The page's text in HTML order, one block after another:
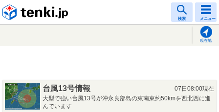
検索 メニュー
現在地
台風13号情報
07日08:00現在
大型で強い台風13号が沖永良部島の東南東約50kmを西北西に進
んでいます